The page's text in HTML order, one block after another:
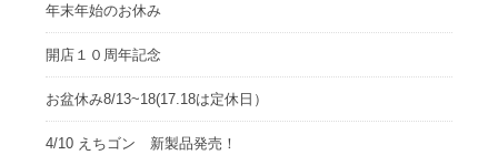
年末年始のお休み
開店１０周年記念
お盆休み8/13~18(17.18は定休日）
4/10 えちゴン 新製品発売！